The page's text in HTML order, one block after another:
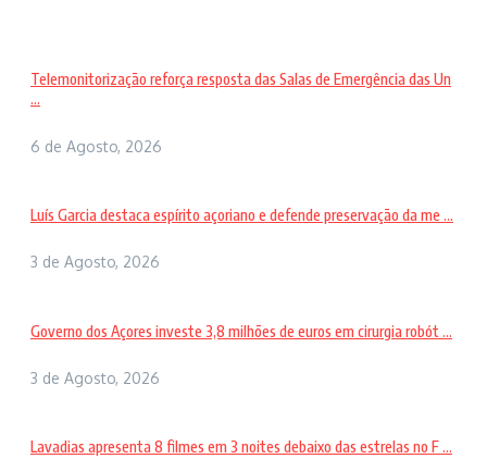
Telemonitorização reforça resposta das Salas de Emergência das Un
...
6 de Agosto, 2026
Luís Garcia destaca espírito açoriano e defende preservação da me ...
3 de Agosto, 2026
Governo dos Açores investe 3,8 milhões de euros em cirurgia robót ...
3 de Agosto, 2026
Lavadias apresenta 8 filmes em 3 noites debaixo das estrelas no F ...